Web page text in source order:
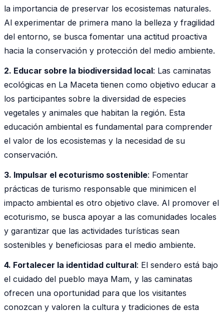
la importancia de preservar los ecosistemas naturales.
Al experimentar de primera mano la belleza y fragilidad
del entorno, se busca fomentar una actitud proactiva
hacia la conservación y protección del medio ambiente.
2. Educar sobre la biodiversidad local: Las caminatas
ecológicas en La Maceta tienen como objetivo educar a
los participantes sobre la diversidad de especies
vegetales y animales que habitan la región. Esta
educación ambiental es fundamental para comprender
el valor de los ecosistemas y la necesidad de su
conservación.
3. Impulsar el ecoturismo sostenible: Fomentar
prácticas de turismo responsable que minimicen el
impacto ambiental es otro objetivo clave. Al promover el
ecoturismo, se busca apoyar a las comunidades locales
y garantizar que las actividades turísticas sean
sostenibles y beneficiosas para el medio ambiente.
4. Fortalecer la identidad cultural: El sendero está bajo
el cuidado del pueblo maya Mam, y las caminatas
ofrecen una oportunidad para que los visitantes
conozcan y valoren la cultura y tradiciones de esta